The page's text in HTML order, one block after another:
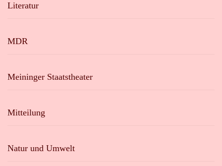
Literatur
MDR
Meininger Staatstheater
Mitteilung
Natur und Umwelt